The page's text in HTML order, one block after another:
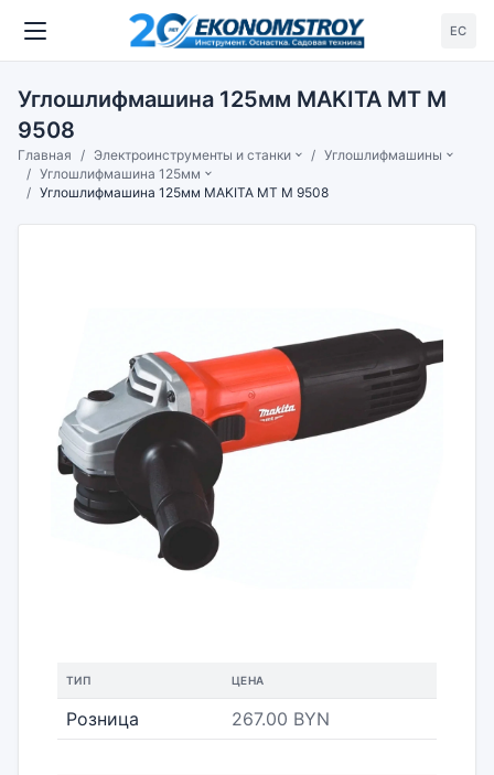
ЕС
Углошлифмашина 125мм MAKITA MT M
9508
Главная Электроинструменты и станки
Углошлифмашины
Углошлифмашина 125мм
Углошлифмашина 125мм MAKITA MT M 9508
ТИП ЦЕНА
Розница 267.00 BYN